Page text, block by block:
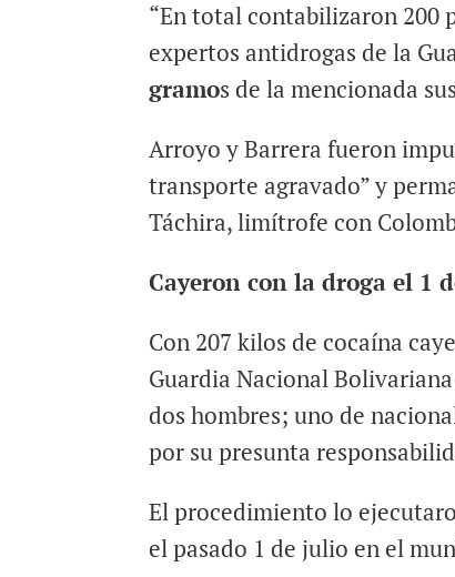
“En total contabilizaron 200
expertos antidrogas de la
gramos de la mencionada
Arroyo y Barrera fueron
transporte agravado” y
Táchira, limítrofe con
Cayeron con la droga el 1
Con 207 kilos de cocaína
Guardia Nacional
dos hombres; uno de
por su presunta
El procedimiento lo
el pasado 1 de julio en el